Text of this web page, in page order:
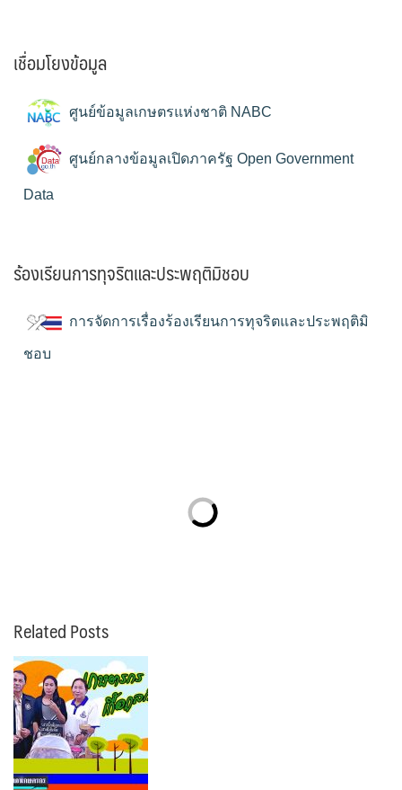
เชื่อมโยงข้อมูล
ศูนย์ข้อมูลเกษตรแห่งชาติ NABC
ศูนย์กลางข้อมูลเปิดภาครัฐ Open Government
Data
ร้องเรียนการทุจริตและประพฤติมิชอบ
การจัดการเรื่องร้องเรียนการทุจริตและประพฤติมิ
ชอบ
Related Posts